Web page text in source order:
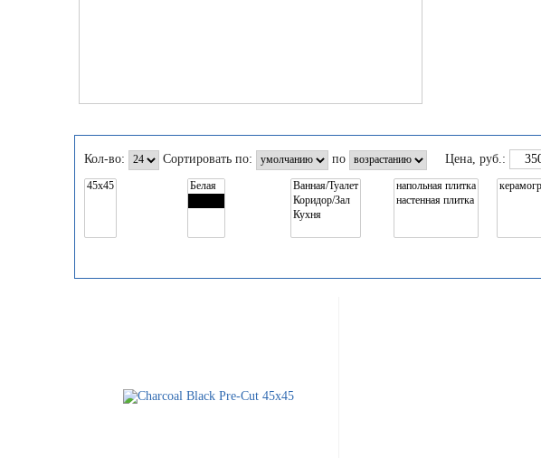
Кол-во: Сортировать по: по Цена, руб.: